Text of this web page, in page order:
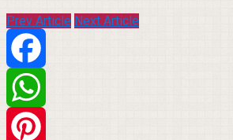
Prev Article Next Article
Facebook
WhatsApp